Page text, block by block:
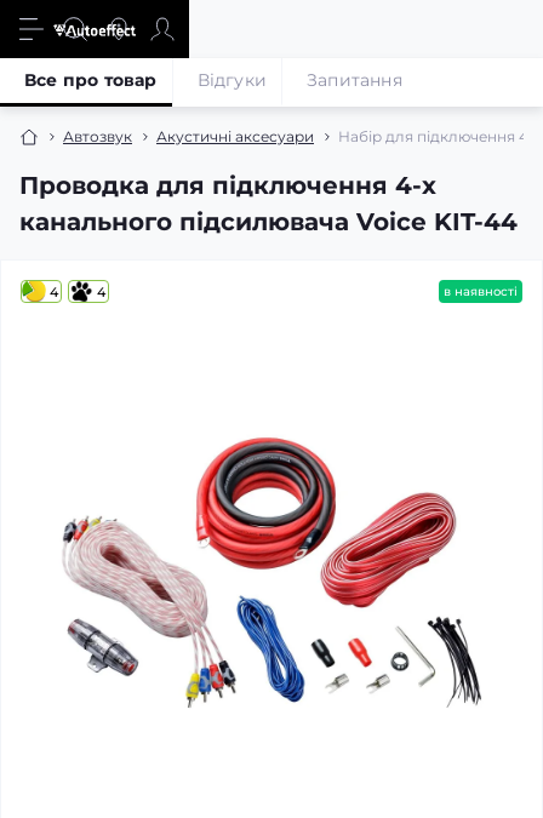
Автозвук Акустичні аксесуари Набір для підключення 4-
Проводка для підключення 4-х
канального підсилювача Voice KIT-44
Все про товар Відгуки Запитання
4 4 в наявності